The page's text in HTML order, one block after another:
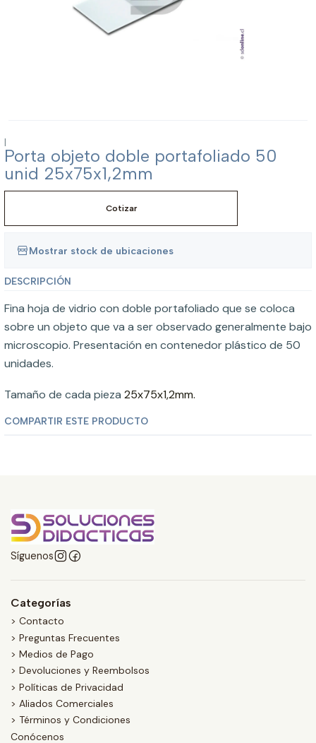
|
Porta objeto doble portafoliado 50
unid 25x75x1,2mm
Cotizar
Mostrar stock de ubicaciones
DESCRIPCIÓN
Fina hoja de vidrio con doble portafoliado que se coloca
sobre un objeto que va a ser observado generalmente bajo
microscopio. Presentación en contenedor plástico de 50
unidades.
Tamaño de cada pieza 25x75x1,2mm.
COMPARTIR ESTE PRODUCTO
Síguenos
Categorías
> Contacto
> Preguntas Frecuentes
> Medios de Pago
> Devoluciones y Reembolsos
> Políticas de Privacidad
> Aliados Comerciales
> Términos y Condiciones
Conócenos